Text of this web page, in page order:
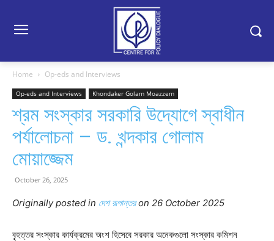
Home Op-eds and Interviews
Op-eds and Interviews Khondaker Golam Moazzem
শ্রম সংস্কার সরকারি উদ্যোগে স্বাধীন
পর্যালোচনা – ড. খন্দকার গোলাম
মোয়াজ্জেম
October 26, 2025
Originally posted in দেশ রূপান্তরon 26 October 2025
বৃৃহত্তর সংস্কার কার্যক্রমের অংশ হিসেবে সরকার অনেকগুলো সংস্কার কমিশন